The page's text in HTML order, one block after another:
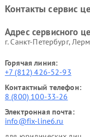
Контакты сервис
Адрес сервисного
г. Санкт-Петербург,
Горячая линия:
+7 (812) 426-52-93
Контактный телефон:
8 (800) 100-33-26
Электронная почта:
info@fix-line6.ru